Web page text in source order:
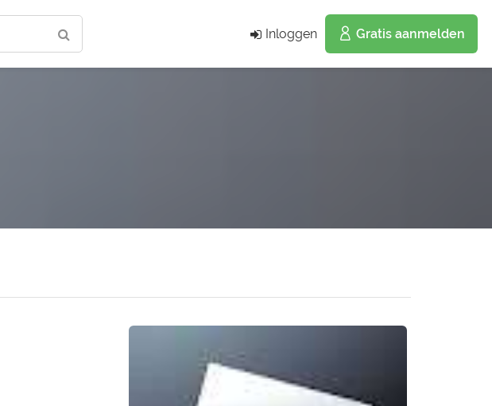
Inloggen Gratis aanmelden